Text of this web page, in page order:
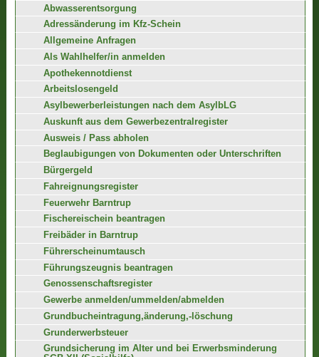
Abwasserentsorgung
Adressänderung im Kfz-Schein
Allgemeine Anfragen
Als Wahlhelfer/in anmelden
Apothekennotdienst
Arbeitslosengeld
Asylbewerberleistungen nach dem AsylbLG
Auskunft aus dem Gewerbezentralregister
Ausweis / Pass abholen
Beglaubigungen von Dokumenten oder Unterschriften
Bürgergeld
Fahreignungsregister
Feuerwehr Barntrup
Fischereischein beantragen
Freibäder in Barntrup
Führerscheinumtausch
Führungszeugnis beantragen
Genossenschaftsregister
Gewerbe anmelden/ummelden/abmelden
Grundbucheintragung,änderung,-löschung
Grunderwerbsteuer
Grundsicherung im Alter und bei Erwerbsminderung